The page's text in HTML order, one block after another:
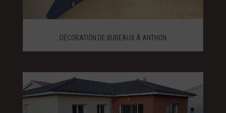
DÉCORATION DE BUREAUX À ANTHON